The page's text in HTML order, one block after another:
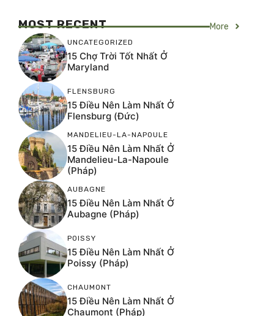
MOST RECENT More
UNCATEGORIZED
15 Chợ Trời Tốt Nhất Ở
Maryland
FLENSBURG
15 Điều Nên Làm Nhất Ở
Flensburg (Đức)
MANDELIEU-LA-NAPOULE
15 Điều Nên Làm Nhất Ở
Mandelieu-La-Napoule
(Pháp)
AUBAGNE
15 Điều Nên Làm Nhất Ở
Aubagne (Pháp)
POISSY
15 Điều Nên Làm Nhất Ở
Poissy (Pháp)
CHAUMONT
15 Điều Nên Làm Nhất Ở
Chaumont (Pháp)